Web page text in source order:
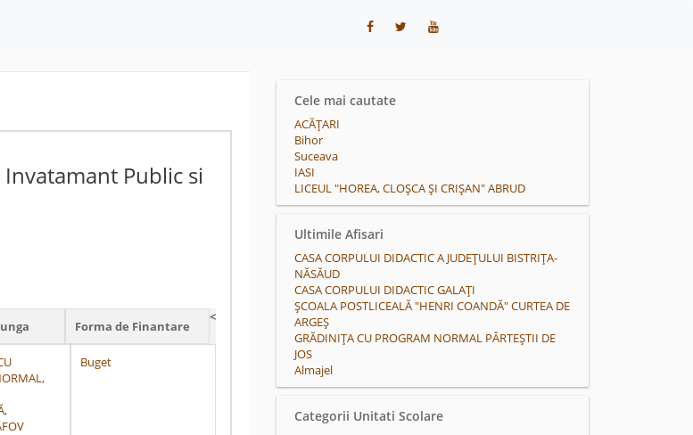
Public si
Forma de Finantare
<
Buget
Cele mai cautate
ACĂŢARI
Bihor
Suceava
IASI
LICEUL "HOREA, CLOȘCA ȘI CRIȘAN" ABRUD
Ultimile Afisari
CASA CORPULUI DIDACTIC A JUDEȚULUI BISTRIȚA-
NĂSĂUD
CASA CORPULUI DIDACTIC GALAȚI
ȘCOALA POSTLICEALĂ "HENRI COANDĂ" CURTEA DE
ARGEȘ
GRĂDINIȚA CU PROGRAM NORMAL PÂRTEȘTII DE
JOS
Almajel
Categorii Unitati Scolare